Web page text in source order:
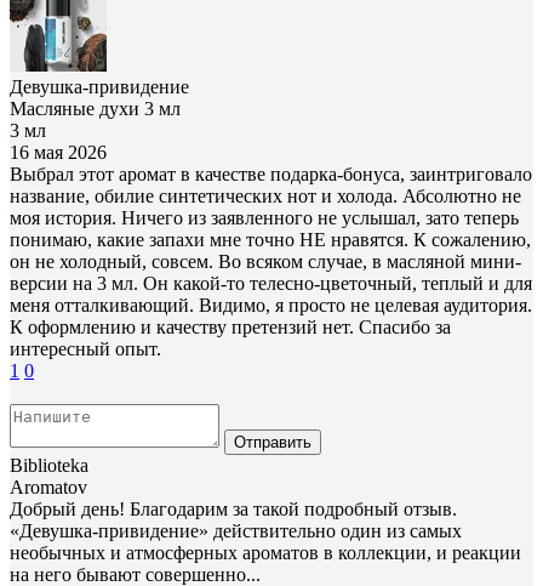
Девушка-привидение
Масляные духи 3 мл
3 мл
16 мая 2026
Выбрал этот аромат в качестве подарка-бонуса, заинтриговало
название, обилие синтетических нот и холода. Абсолютно не
моя история. Ничего из заявленного не услышал, зато теперь
понимаю, какие запахи мне точно НЕ нравятся. К сожалению,
он не холодный, совсем. Во всяком случае, в масляной мини-
версии на 3 мл. Он какой-то телесно-цветочный, теплый и для
меня отталкивающий. Видимо, я просто не целевая аудитория.
К оформлению и качеству претензий нет. Спасибо за
интересный опыт.
1 0
Отправить
Biblioteka
Aromatov
Добрый день! Благодарим за такой подробный отзыв.
«Девушка-привидение» действительно один из самых
необычных и атмосферных ароматов в коллекции, и реакции
на него бывают совершенно...